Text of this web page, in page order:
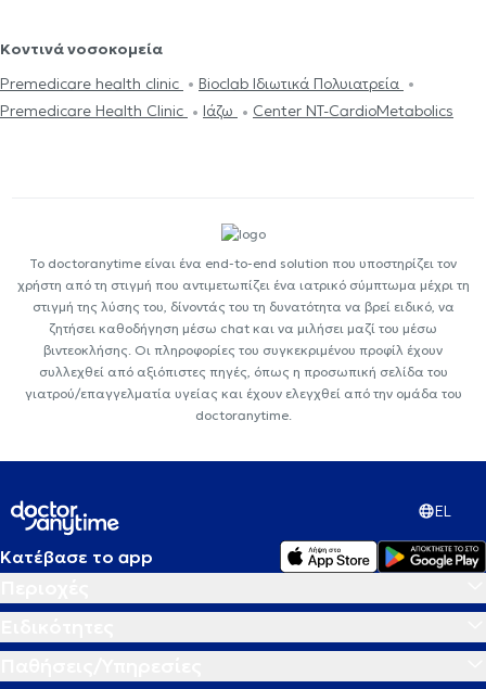
Κοντινά νοσοκομεία
Premedicare health clinic
Bioclab Ιδιωτικά Πολυιατρεία
Premedicare Health Clinic
Ιάζω Center NT-CardioMetabolics
Το doctoranytime είναι ένα end-to-end solution που υποστηρίζει τον
χρήστη από τη στιγμή που αντιμετωπίζει ένα ιατρικό σύμπτωμα μέχρι τη
στιγμή της λύσης του, δίνοντάς του τη δυνατότητα να βρεί ειδικό, να
ζητήσει καθοδήγηση μέσω chat και να μιλήσει μαζί του μέσω
βιντεοκλήσης. Οι πληροφορίες του συγκεκριμένου προφίλ έχουν
συλλεχθεί από αξιόπιστες πηγές, όπως η προσωπική σελίδα του
γιατρού/επαγγελματία υγείας και έχουν ελεγχθεί από την ομάδα του
doctoranytime.
EL
Κατέβασε το app